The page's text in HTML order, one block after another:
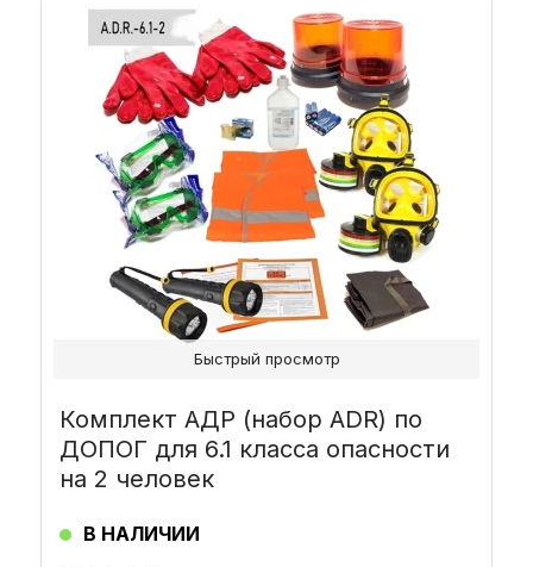
Комплект АДР (набор ADR) по
ДОПОГ для 6.1 класса опасности
на 2 человек
В НАЛИЧИИ
Быстрый просмотр